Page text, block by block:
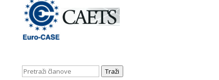
Traži